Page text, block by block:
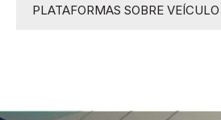
PLATAFORMAS SOBRE VEÍCULO